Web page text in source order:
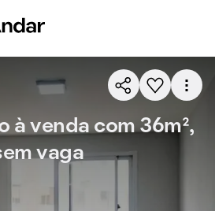
à venda com 36m²,
vaga